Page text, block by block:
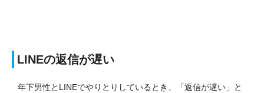
LINEの返信が遅い
年下男性とLINEでやりとりしているとき、「返信が遅い」と